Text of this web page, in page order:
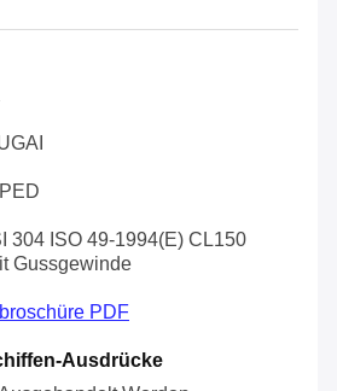
304 ISO 49-1994(E) CL150
Gussgewinde
PDF
Ausdrücke